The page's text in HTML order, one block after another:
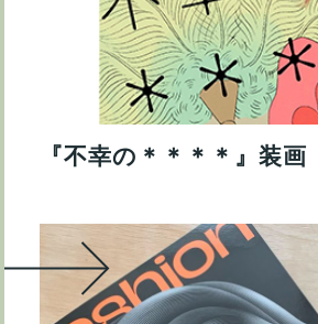
『不幸の＊＊＊＊』装画